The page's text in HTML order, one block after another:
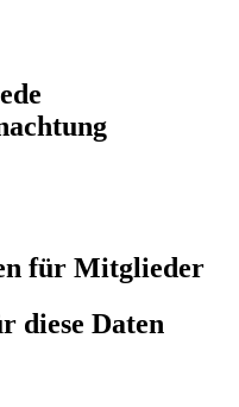
für Mitglieder
diese Daten